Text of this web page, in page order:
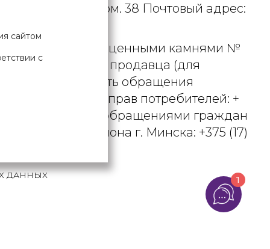
д. 9А, пом. 38 Почтовый адрес:
и драгоценными камнями №
телефона продавца (для
рассматривать обращения
о защите прав потребителей: +
по работе с обращениями граждан
района г. Минска: +375 (17)
ДАННЫХ
сайтом
с
1